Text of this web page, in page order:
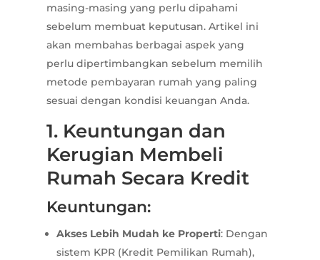
masing-masing yang perlu dipahami
sebelum membuat keputusan. Artikel ini
akan membahas berbagai aspek yang
perlu dipertimbangkan sebelum memilih
metode pembayaran rumah yang paling
sesuai dengan kondisi keuangan Anda.
1. Keuntungan dan
Kerugian Membeli
Rumah Secara Kredit
Keuntungan:
Akses Lebih Mudah ke Properti: Dengan
sistem KPR (Kredit Pemilikan Rumah),